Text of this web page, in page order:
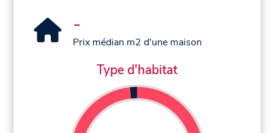
-
Prix médian m2 d'une maison
Type d'habitat